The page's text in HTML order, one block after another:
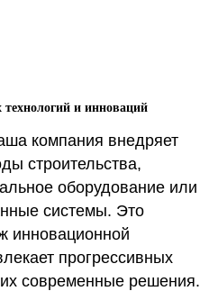
и инноваций
компания внедряет
строительства,
оборудование или
системы. Это
инновационной
прогрессивных
современные решения.